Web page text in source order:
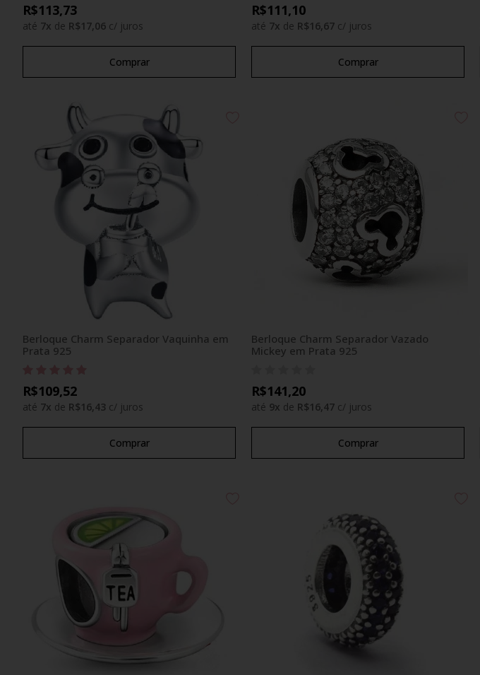
R$113,73
até 7x de R$17,06 c/ juros
Comprar
R$111,10
até 7x de R$16,67 c/ juros
Comprar
Berloque Charm Separador Vaquinha em
Prata 925
R$109,52
até 7x de R$16,43 c/ juros
Comprar
Berloque Charm Separador Vazado
Mickey em Prata 925
R$141,20
até 9x de R$16,47 c/ juros
Comprar